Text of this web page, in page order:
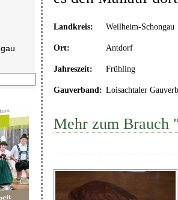
Landkreis: Weilheim-Schongau
Ort: Antdorf
Jahreszeit: Frühling
Gauverband: Loisachtaler
Mehr zum